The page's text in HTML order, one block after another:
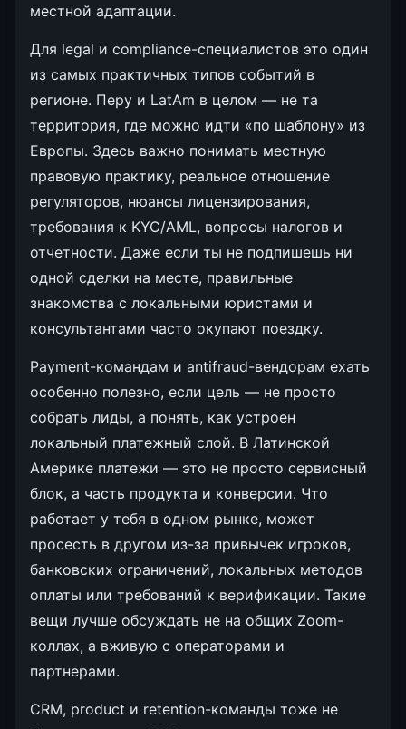
местной адаптации.
Для legal и compliance-специалистов это один
из самых практичных типов событий в
регионе. Перу и LatAm в целом — не та
территория, где можно идти «по шаблону» из
Европы. Здесь важно понимать местную
правовую практику, реальное отношение
регуляторов, нюансы лицензирования,
требования к KYC/AML, вопросы налогов и
отчетности. Даже если ты не подпишешь ни
одной сделки на месте, правильные
знакомства с локальными юристами и
консультантами часто окупают поездку.
Payment-командам и antifraud-вендорам ехать
особенно полезно, если цель — не просто
собрать лиды, а понять, как устроен
локальный платежный слой. В Латинской
Америке платежи — это не просто сервисный
блок, а часть продукта и конверсии. Что
работает у тебя в одном рынке, может
просесть в другом из-за привычек игроков,
банковских ограничений, локальных методов
оплаты или требований к верификации. Такие
вещи лучше обсуждать не на общих Zoom-
коллах, а вживую с операторами и
партнерами.
CRM, product и retention-команды тоже не